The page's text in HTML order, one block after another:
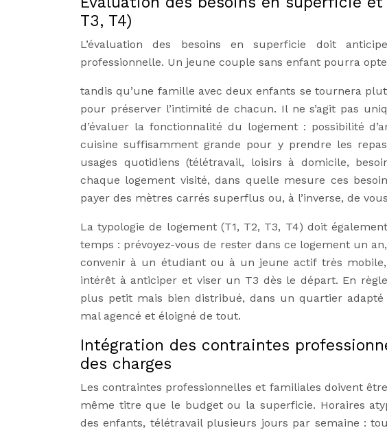
T3, T4)
L’évaluation des besoins en superficie doit
professionnelle. Un jeune couple sans enfant pourra
tandis qu’une famille avec deux enfants se tournera
pour préserver l’intimité de chacun. Il ne s’agit pas
d’évaluer la fonctionnalité du logement : possibilité
cuisine suffisamment grande pour y prendre les
usages quotidiens (télétravail, loisirs à domicile,
chaque logement visité, dans quelle mesure ces
payer des mètres carrés superflus ou, à l’inverse, de
La typologie de logement (T1, T2, T3, T4) doit
temps : prévoyez-vous de rester dans ce logement un
convenir à un étudiant ou à un jeune actif très
intérêt à anticiper et viser un T3 dès le départ. En
plus petit mais bien distribué, dans un quartier
mal agencé et éloigné de tout.
Intégration des contraintes
des charges
Les contraintes professionnelles et familiales doivent
même titre que le budget ou la superficie. Horaires
des enfants, télétravail plusieurs jours par semaine :